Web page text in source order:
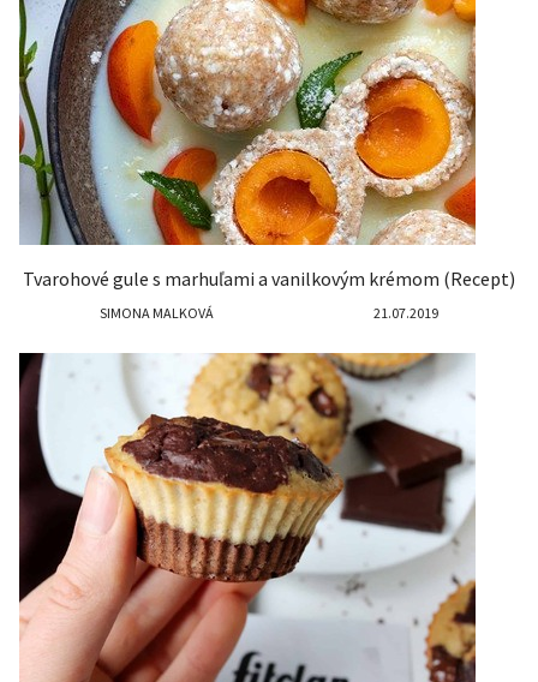
Tvarohové gule s marhuľami a vanilkovým krémom (Recept)
SIMONA MALKOVÁ 21.07.2019